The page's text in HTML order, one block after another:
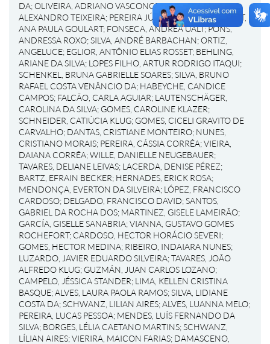
DA;OLIVEIRA, ADRIANO VASCONCELOS DE;GOMES,
ALEXANDRO TEIXEIRA; PEREIRA JÚNIOR, ALÉRCIO; BONAT,
ANA PAULA GOULART; FONSECA, ANDREA UALT;PONS,
ANDRESSA ROXO;SILVA, ANDRÉ BARBACHAN;ORTIZ,
ANGELUCE; EGLIOR, ANTÔNIO ELIAS ROSSET; BEHLING,
ARIANE DA SILVA; LOPES FILHO, ARTUR RODRIGO ITAQUI;
SCHENKEL, BRUNA GABRIELLE SOARES;SILVA, BRUNO
RAFAEL COSTA VENÂNCIO DA; HABEYCHE, CANDICE
CAMPOS; FALCÃO, CARLA AGUIAR; LAUTENSCHÄGER,
CAROLINA DA SILVA; GOMES, CAROLINE KLAZER;
SCHNEIDER, CATIÚCIA KLUG; GOMES, CICELI GRAVITO DE
CARVALHO; DANTAS, CRISTIANE MONTEIRO; NUNES,
CRISTIANO MORAIS; PEREIRA, CÁSSIA CORRÊA;VIEIRA,
DAIANA CORRÊA;WILLE, DANIELLE NEUGEBAUER;
TAVARES, DELIANE LEIVAS; LACERDA, DENISE PÉREZ;
BARTZ, EFRAIN BECKER; HERNADES, ERICK ROSA;
MENDONÇA, EVERTON DA SILVEIRA; LÓPEZ, FRANCISCO
CARDOSO; DELGADO, FRANCISCO DAVID;SANTOS,
GABRIEL DA ROCHA DOS; MARTINEZ, GISELE LAMEIRÃO;
GARCÍA, GISELLE SANABRIA;VIANNA, GUSTAVO GOMES
ROCHEFORT; CARDOSO, HECTOR HORÁCIO SEVERI;
GOMES, HECTOR MEDINA; RIBEIRO, INDAIARA NUNES;
LUZARDO, JAVIER EDUARDO SILVEIRA;TAVARES, JOÃO
ALFREDO KLUG; GUZMÁN, JUAN CARLOS LOZANO;
CAMPELO, JÉSSICA STANDER; LIMA, KELLEN CRISTINA
BASQUE;ALVES, LAURA PAOLA RAMOS;SILVA, LIDIANE
COSTA DA;SCHWANZ, LILIAN AIRES;ALVES, LUANNA MELO;
PEREIRA, LUCAS PESSOA; MENDES, LUÍS FERNANDO DA
SILVA; BORGES, LÉLIA CAETANO MARTINS;SCHWANZ,
LÍLIAN AIRES;VIERIRA, MAICON FARIAS; DAMASCENO,